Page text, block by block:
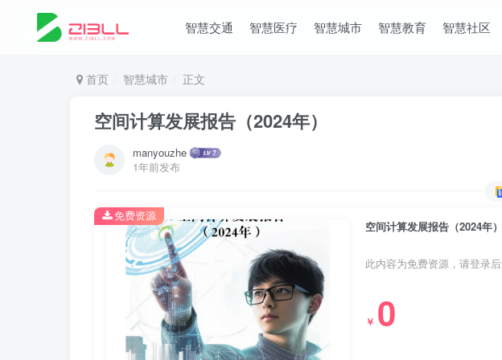
智慧交通 智慧医疗 智慧城市 智慧教育 智慧社区
首页 智慧城市 正文
空间计算发展报告（2024年）
manyouzhe
1年前发布
空间计算发展报告（2024年）
此内容为免费资源，请登录
￥ 0
免费资源